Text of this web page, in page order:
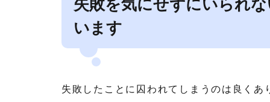
います
失敗したことに囚われてしまうのは良くあ